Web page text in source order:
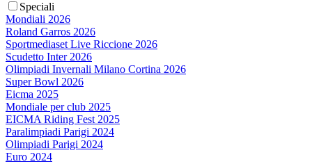
Speciali
Mondiali 2026
Roland Garros 2026
Sportmediaset Live Riccione 2026
Scudetto Inter 2026
Olimpiadi Invernali Milano Cortina 2026
Super Bowl 2026
Eicma 2025
Mondiale per club 2025
EICMA Riding Fest 2025
Paralimpiadi Parigi 2024
Olimpiadi Parigi 2024
Euro 2024